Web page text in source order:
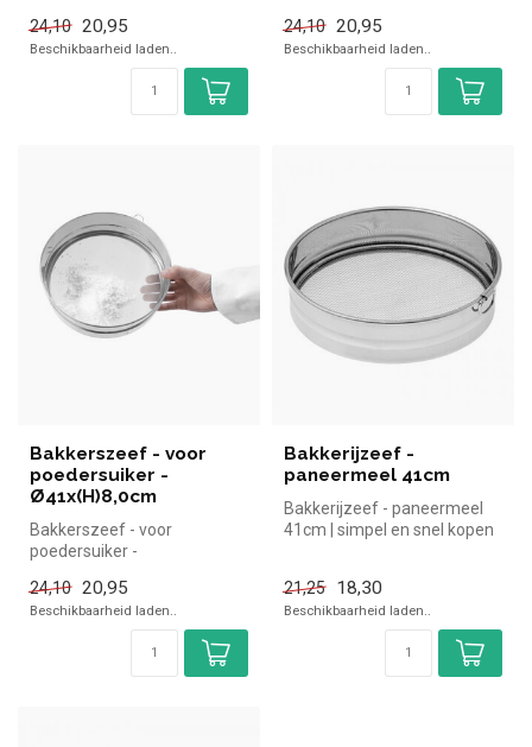
voor in...
24,10 20,95
Beschikbaarheid laden..
24,10 20,95
Beschikbaarheid laden..
Bakkerszeef - voor
poedersuiker -
Ø41x(H)8,0cm
Bakkerszeef - voor
poedersuiker -
en snel kopen voor ...
24,10 20,95
Beschikbaarheid laden..
Bakkerijzeef -
paneermeel 41cm
Bakkerijzeef - paneermeel
41cm | simpel en snel kopen
21,25
18,30
Beschikbaarheid laden..